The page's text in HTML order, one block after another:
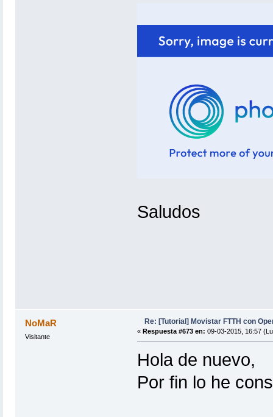
Saludos
NoMaR
Visitante
Re: [Tutorial] Movistar FTTH con
« Respuesta #673 en: 09-03-2015, 16:57
Hola de nuevo,
Por fin lo he